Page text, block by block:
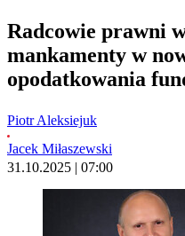
Radcowie prawni
mankamenty w
opodatkowania
Piotr Aleksiejuk
Jacek Miłaszewski
31.10.2025 | 07:00